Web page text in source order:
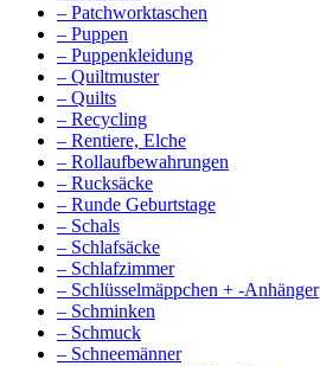
– Patchworktaschen
– Puppen
– Puppenkleidung
– Quiltmuster
– Quilts
– Recycling
– Rentiere, Elche
– Rollaufbewahrungen
– Rucksäcke
– Runde Geburtstage
– Schals
– Schlafsäcke
– Schlafzimmer
– Schlüsselmäppchen + -Anhänger
– Schminken
– Schmuck
– Schneemänner